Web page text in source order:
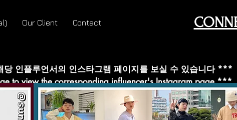
Our Client Contact
인플루언서의 인스타그램 페이지를 보실 수 있습니다 ***
to view the corresponding influencer's Instagram page ***